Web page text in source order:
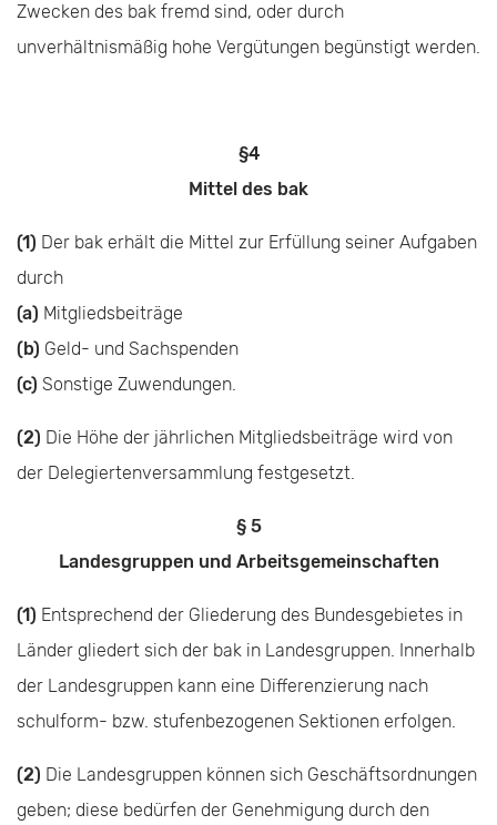
Zwecken des bak fremd sind, oder durch
unverhältnismäßig hohe Vergütungen begünstigt werden.
§4
Mittel des bak
(1) Der bak erhält die Mittel zur Erfüllung seiner Aufgaben
durch
(a) Mitgliedsbeiträge
(b) Geld- und Sachspenden
(c) Sonstige Zuwendungen.
(2) Die Höhe der jährlichen Mitgliedsbeiträge wird von
der Delegiertenversammlung festgesetzt.
§ 5
Landesgruppen und Arbeitsgemeinschaften
(1) Entsprechend der Gliederung des Bundesgebietes in
Länder gliedert sich der bak in Landes­gruppen. Innerhalb
der Landesgruppen kann eine Differenzierung nach
schulform- bzw. stufen­bezogenen Sektionen erfolgen.
(2) Die Landesgruppen können sich Geschäftsordnungen
geben; diese bedürfen der Genehmigung durch den